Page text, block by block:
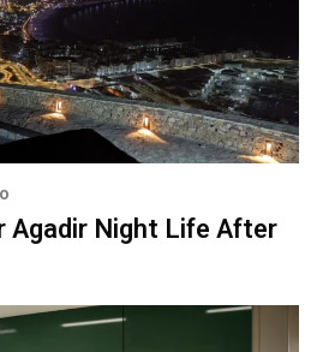
Night Life After